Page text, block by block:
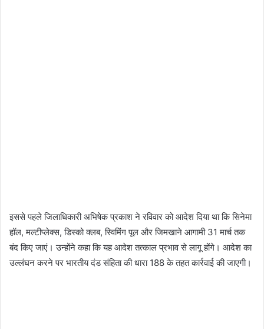
इससे पहले जिलाधिकारी अभिषेक प्रकाश ने रविवार को आदेश दिया था कि सिनेमा
हॉल, मल्टीप्लेक्स, डिस्को क्लब, स्विमिंग पूल और जिमखाने आगामी 31 मार्च तक
बंद किए जाएं। उन्होंने कहा कि यह आदेश तत्काल प्रभाव से लागू होंगे। आदेश का
उल्लंघन करने पर भारतीय दंड संहिता की धारा 188 के तहत कार्रवाई की जाएगी।